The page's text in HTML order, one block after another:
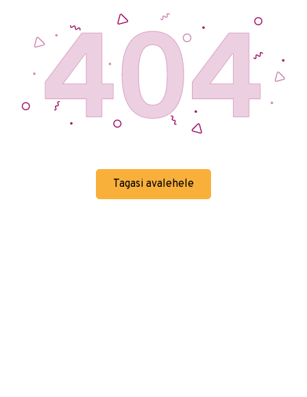
Tagasi avalehele